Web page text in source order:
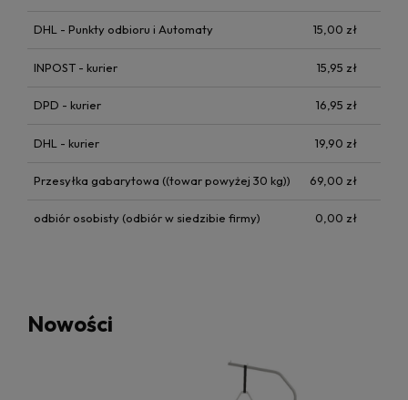
DHL - Punkty odbioru i Automaty 15,00 zł
INPOST - kurier 15,95 zł
DPD - kurier 16,95 zł
DHL - kurier 19,90 zł
Przesyłka gabarytowa ((towar powyżej 30 kg)) 69,00 zł
odbiór osobisty(odbiór w siedzibie firmy) 0,00 zł
Nowości